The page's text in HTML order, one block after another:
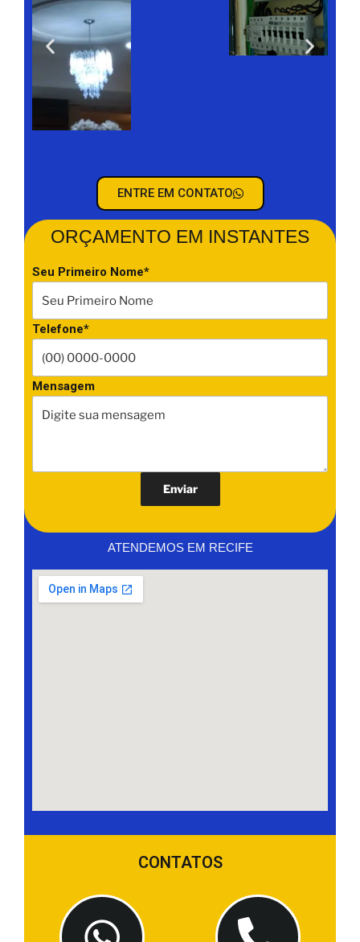
ENTRE EM CONTATO
ORÇAMENTO EM INSTANTES
Seu Primeiro Nome*
Telefone*
Mensagem
ATENDEMOS EM RECIFE
CONTATOS